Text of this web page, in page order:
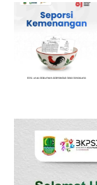
Kontak Kami
Redaksi
Pedoman